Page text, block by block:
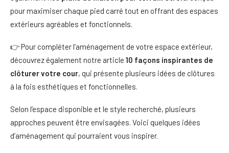
pour maximiser chaque pied carré tout en offrant des espaces
extérieurs agréables et fonctionnels.
👉 Pour compléter l’aménagement de votre espace extérieur,
découvrez également notre article 10 façons inspirantes de
clôturer votre cour, qui présente plusieurs idées de clôtures
à la fois esthétiques et fonctionnelles.
Selon l’espace disponible et le style recherché, plusieurs
approches peuvent être envisagées. Voici quelques idées
d’aménagement qui pourraient vous inspirer.